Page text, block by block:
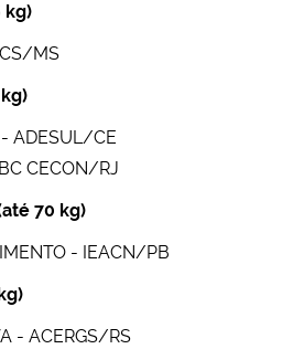
kg)
MS
- ADESUL/CE
CECON/RJ
70 kg)
- IEACN/PB
- ACERGS/RS